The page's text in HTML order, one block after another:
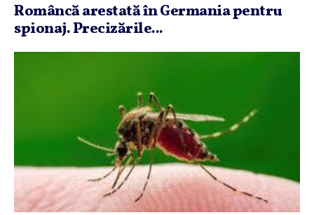
Româncă arestată în Germania pentru
spionaj. Precizările...